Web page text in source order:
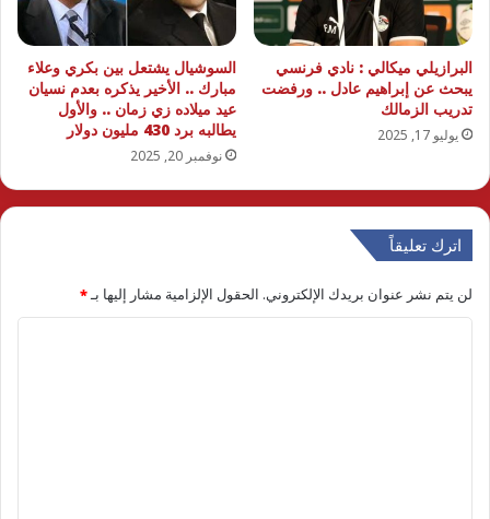
البرازيلي ميكالي : نادي فرنسي
يبحث عن إبراهيم عادل .. ورفضت
تدريب الزمالك
يوليو 17, 2025
السوشيال يشتعل بين بكري وعلاء
مبارك .. الأخير يذكره بعدم نسيان
عيد ميلاده زي زمان .. والأول
يطالبه برد 430 مليون دولار
نوفمبر 20, 2025
اترك تعليقاً
لن يتم نشر عنوان بريدك الإلكتروني. الحقول الإلزامية مشار إليها بـ*